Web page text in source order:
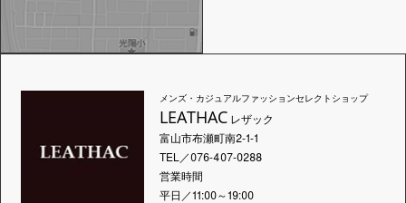
メンズ・カジュアルファッションセレクトショップ
LEATHACレザック
富山市布瀬町南2-1-1
TEL／076-407-0288
営業時間
平日／11:00～19:00